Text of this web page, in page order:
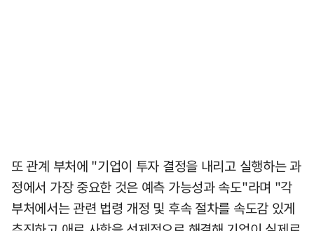
또 관계 부처에 "기업이 투자 결정을 내리고 실행하는 과
정에서 가장 중요한 것은 예측 가능성과 속도"라며 "각
부처에서는 관련 법령 개정 및 후속 절차를 속도감 있게